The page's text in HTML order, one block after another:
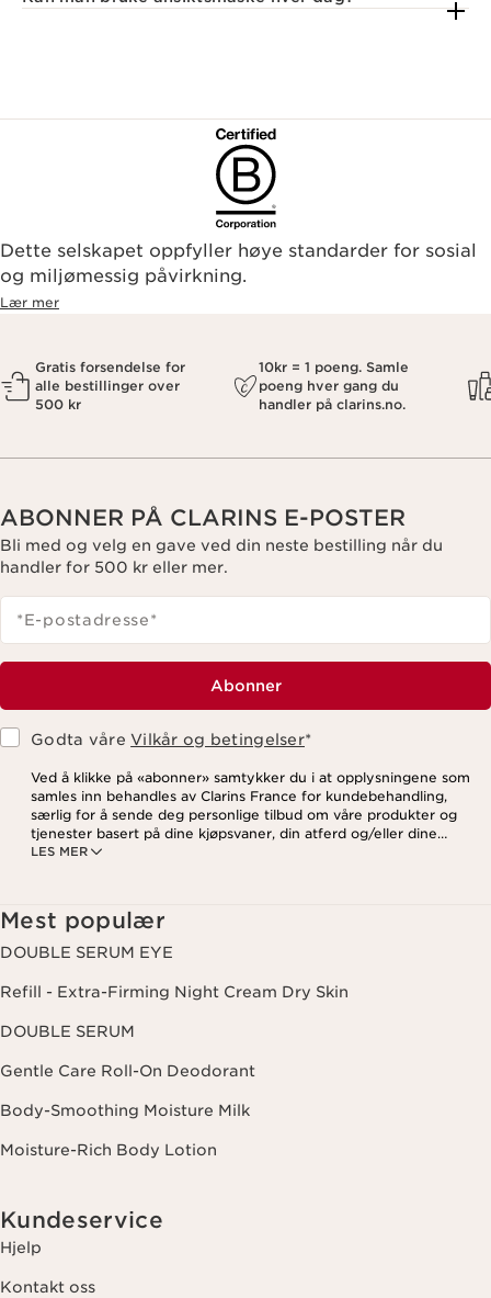
Dette selskapet oppfyller høye standarder for sosial
og miljømessig påvirkning.
Lær mer
Gratis forsendelse for
alle bestillinger over
500 kr
10kr = 1 poeng. Samle
poeng hver gang du
handler på clarins.no.
ABONNER PÅ CLARINS E-POSTER
Bli med og velg en gave ved din neste bestilling når du
handler for 500 kr eller mer.
*E-postadresse*
Abonner
Godta våreVilkår og betingelser*
LES MER
Ved å klikke på «abonner» samtykker du i at opplysningene som
samles inn behandles av Clarins France for kundebehandling,
særlig for å sende deg personlige tilbud om våre produkter og
tjenester basert på dine kjøpsvaner, din atferd og/eller dine
interesser, inkludert visning på sosiale medier og
avmeldingslenken i hvert nyhetsbrev. For mer informasjon om
hvordan vi behandler dine data og dine rettigheter, vennligst se
vår personvernerklæring
Mest populær
DOUBLE SERUM EYE
Refill - Extra-Firming Night Cream Dry Skin
DOUBLE SERUM
Gentle Care Roll-On Deodorant
Body-Smoothing Moisture Milk
Moisture-Rich Body Lotion
Kundeservice
Hjelp
Kontakt oss